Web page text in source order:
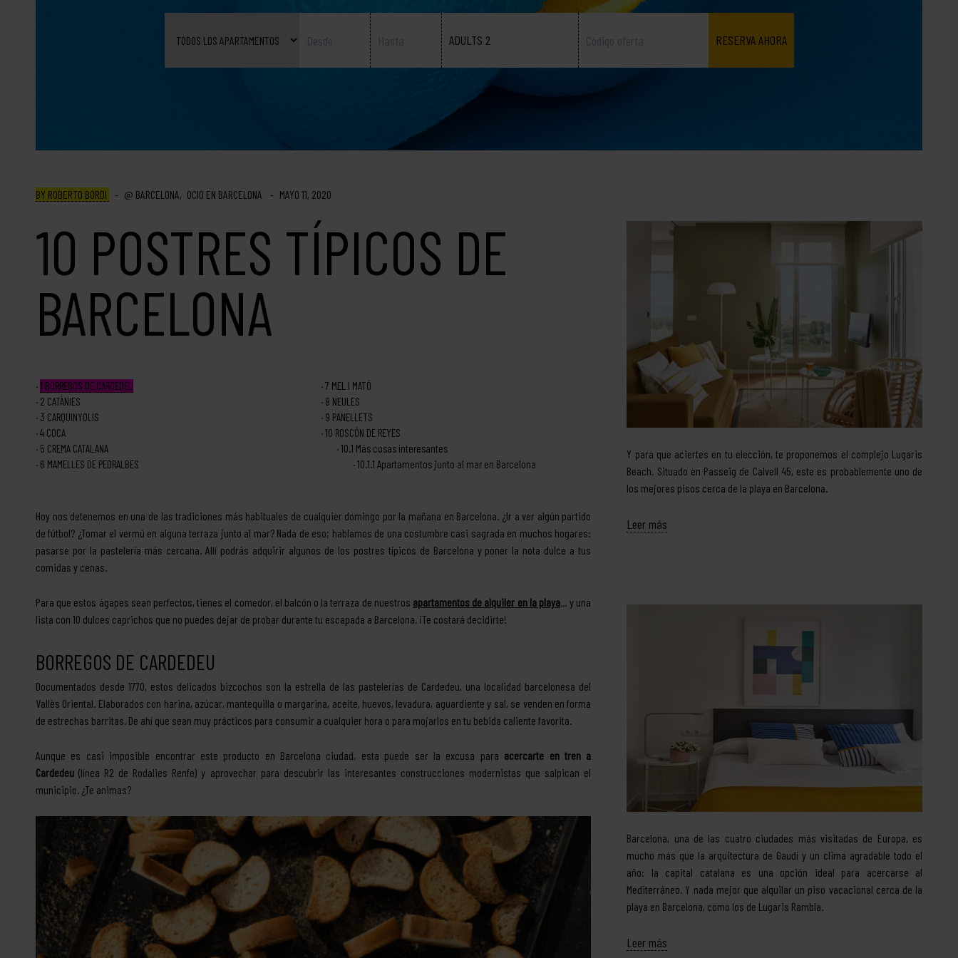
ADULTS 2
BY ROBERTO BORDI BARCELONA OCIO EN BARCELONA MAYO 11, 2020
10 POSTRES TÍPICOS DE
BARCELONA
1 BORREGOS DE CARDEDEU
2 CATÀNIES
3 CARQUINYOLIS
4 COCA
5 CREMA CATALANA
6 MAMELLES DE PEDRALBES
7 MEL I MATÓ
8 NEULES
9 PANELLETS
10 ROSCÓN DE REYES
10.1 Más cosas interesantes
10.1.1 Apartamentos junto al mar en Barcelona
Hoy nos detenemos en una de las tradiciones más habituales de cualquier domingo por la mañana en Barcelona. ¿Ir a ver algún partido
de fútbol? ¿Tomar el vermú en alguna terraza junto al mar? Nada de eso; hablamos de una costumbre casi sagrada en muchos hogares:
pasarse por la pastelería más cercana. Allí podrás adquirir algunos de los postres típicos de Barcelona y poner la nota dulce a tus
comidas y cenas.
Para que estos ágapes sean perfectos, tienes el comedor, el balcón o la terraza de nuestros apartamentos de alquiler en la playa… y una
lista con 10 dulces caprichos que no puedes dejar de probar durante tu escapada a Barcelona. ¡Te costará decidirte!
BORREGOS DE CARDEDEU
Documentados desde 1770, estos delicados bizcochos son la estrella de las pastelerías de Cardedeu, una localidad barcelonesa del
Vallès Oriental. Elaborados con harina, azúcar, mantequilla o margarina, aceite, huevos, levadura, aguardiente y sal, se venden en forma
de estrechas barritas. De ahí que sean muy prácticos para consumir a cualquier hora o para mojarlos en tu bebida caliente favorita.
Aunque es casi imposible encontrar este producto en Barcelona ciudad, esta puede ser la excusa para acercarte en tren a
Cardedeu (línea R2 de Rodalies Renfe) y aprovechar para descubrir las interesantes construcciones modernistas que salpican el
municipio. ¿Te animas?
Y para que aciertes en tu elección, te proponemos el complejo Lugaris
Beach. Situado en Passeig de Calvell 45, este es probablemente uno de
los mejores pisos cerca de la playa en Barcelona.
Leer más
Barcelona, una de las cuatro ciudades más visitadas de Europa, es
mucho más que la arquitectura de Gaudí y un clima agradable todo el
año: la capital catalana es una opción ideal para acercarse al
Mediterráneo. Y nada mejor que alquilar un piso vacacional cerca de la
playa en Barcelona, como los de Lugaris Rambla.
Leer más